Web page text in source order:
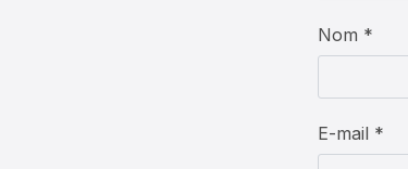
Nom *
E-mail *